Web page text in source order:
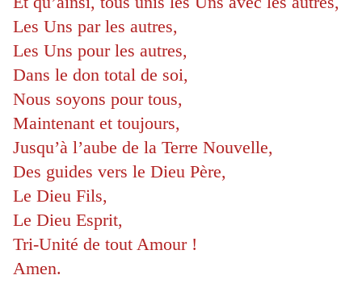
Les Uns par les autres,
Les Uns pour les autres,
Dans le don total de soi,
Nous soyons pour tous,
Maintenant et toujours,
Jusqu’à l’aube de la Terre Nouvelle,
Des guides vers le Dieu Père,
Le Dieu Fils,
Le Dieu Esprit,
Tri-Unité de tout Amour !
Amen.